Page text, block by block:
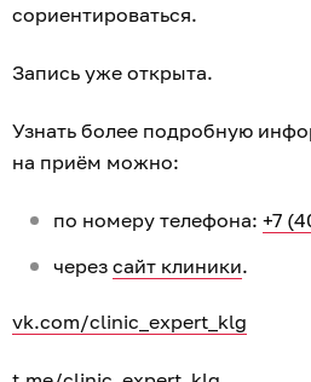
сориентироваться.
Запись уже открыта.
Узнать более подробную
на приём можно:
по номеру телефона: +7
через сайт клиники.
vk.com/clinic_expert_klg